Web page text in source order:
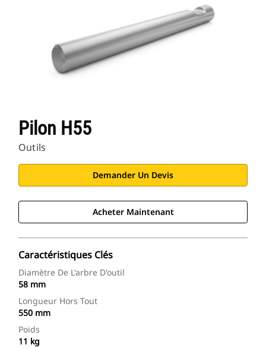
Pilon H55
Outils
Demander Un Devis
Acheter Maintenant
Caractéristiques Clés
Diamètre De L'arbre D'outil
58 mm
Longueur Hors Tout
550 mm
Poids
11 kg